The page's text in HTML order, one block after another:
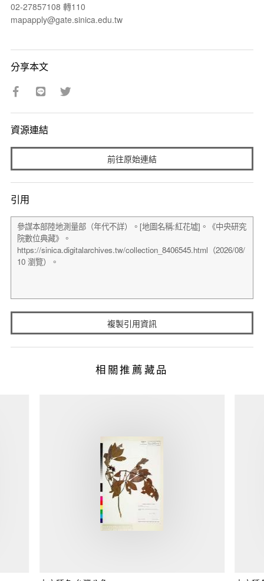
02-27857108 轉110
mapapply@gate.sinica.edu.tw
分享本文
資源連結
前往原始連結
引用
複製引用資訊
相關推薦藏品